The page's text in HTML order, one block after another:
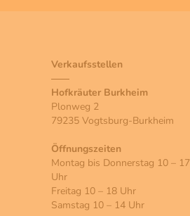
Verkaufsstellen
Hofkräuter Burkheim
Plonweg 2
79235 Vogtsburg-Burkheim
Öffnungszeiten
Montag bis Donnerstag 10 – 17
Uhr
Freitag 10 – 18 Uhr
Samstag 10 – 14 Uhr